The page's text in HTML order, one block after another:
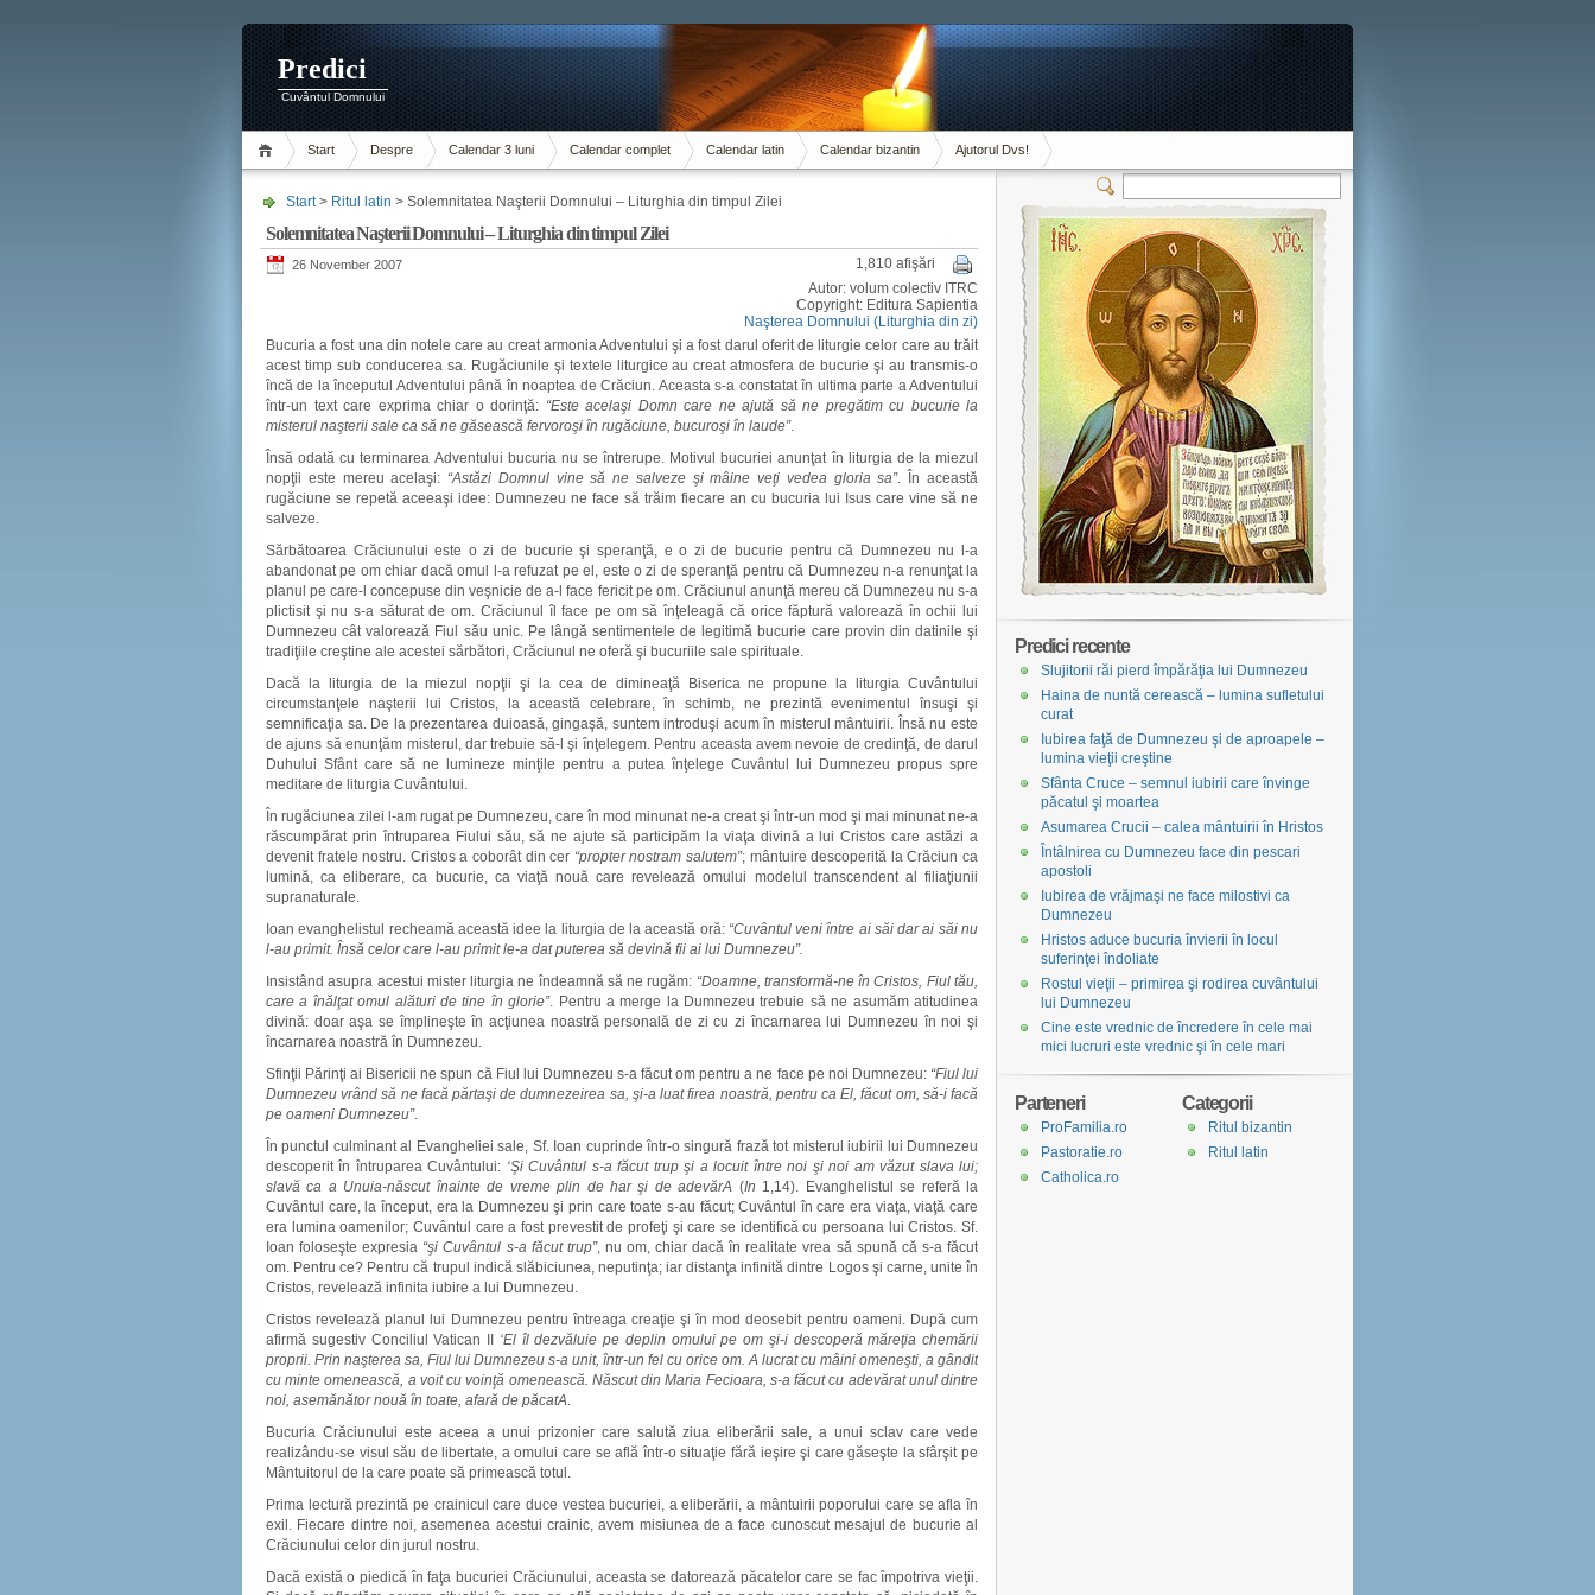
Predici
Cuvântul Domnului
Start Despre Calendar 3 luni Calendar complet Calendar latin Calendar bizantin Ajutorul Dvs!
Start> Ritul latin > Solemnitatea Naşterii Domnului – Liturghia din timpul Zilei
Solemnitatea Naşterii Domnului – Liturghia din timpul Zilei
26 November 2007
1,810 afişări
Autor: volum colectiv ITRC
Copyright: Editura Sapientia
Naşterea Domnului (Liturghia din zi)
Bucuria a fost una din notele care au creat armonia Adventului şi a fost darul oferit de liturgie celor care au trăit
acest timp sub conducerea sa. Rugăciunile şi textele liturgice au creat atmosfera de bucurie şi au transmis-o
încă de la începutul Adventului până în noaptea de Crăciun. Aceasta s-a constatat în ultima parte a Adventului
într-un text care exprima chiar o dorinţă: “Este acelaşi Domn care ne ajută să ne pregătim cu bucurie la
misterul naşterii sale ca să ne găsească fervoroşi în rugăciune, bucuroşi în laude”.
Însă odată cu terminarea Adventului bucuria nu se întrerupe. Motivul bucuriei anunţat în liturgia de la miezul
nopţii este mereu acelaşi: “Astăzi Domnul vine să ne salveze şi mâine veţi vedea gloria sa”. În această
rugăciune se repetă aceeaşi idee: Dumnezeu ne face să trăim fiecare an cu bucuria lui Isus care vine să ne
salveze.
Sărbătoarea Crăciunului este o zi de bucurie şi speranţă, e o zi de bucurie pentru că Dumnezeu nu l-a
abandonat pe om chiar dacă omul l-a refuzat pe el, este o zi de speranţă pentru că Dumnezeu n-a renunţat la
planul pe care-l concepuse din veşnicie de a-l face fericit pe om. Crăciunul anunţă mereu că Dumnezeu nu s-a
plictisit şi nu s-a săturat de om. Crăciunul îl face pe om să înţeleagă că orice făptură valorează în ochii lui
Dumnezeu cât valorează Fiul său unic. Pe lângă sentimentele de legitimă bucurie care provin din datinile şi
tradiţiile creştine ale acestei sărbători, Crăciunul ne oferă şi bucuriile sale spirituale.
Dacă la liturgia de la miezul nopţii şi la cea de dimineaţă Biserica ne propune la liturgia Cuvântului
circumstanţele naşterii lui Cristos, la această celebrare, în schimb, ne prezintă evenimentul însuşi şi
semnificaţia sa. De la prezentarea duioasă, gingaşă, suntem introduşi acum în misterul mântuirii. Însă nu este
de ajuns să enunţăm misterul, dar trebuie să-l şi înţelegem. Pentru aceasta avem nevoie de credinţă, de darul
Duhului Sfânt care să ne lumineze minţile pentru a putea înţelege Cuvântul lui Dumnezeu propus spre
meditare de liturgia Cuvântului.
În rugăciunea zilei l-am rugat pe Dumnezeu, care în mod minunat ne-a creat şi într-un mod şi mai minunat ne-a
răscumpărat prin întruparea Fiului său, să ne ajute să participăm la viaţa divină a lui Cristos care astăzi a
devenit fratele nostru. Cristos a coborât din cer “propter nostram salutem”; mântuire descoperită la Crăciun ca
lumină, ca eliberare, ca bucurie, ca viaţă nouă care revelează omului modelul transcendent al filiaţiunii
supranaturale.
Ioan evanghelistul recheamă această idee la liturgia de la această oră: “Cuvântul veni între ai săi dar ai săi nu
l-au primit. Însă celor care l-au primit le-a dat puterea să devină fii ai lui Dumnezeu”.
Insistând asupra acestui mister liturgia ne îndeamnă să ne rugăm: “Doamne, transformă-ne în Cristos, Fiul tău,
care a înălţat omul alături de tine în glorie”. Pentru a merge la Dumnezeu trebuie să ne asumăm atitudinea
divină: doar aşa se împlineşte în acţiunea noastră personală de zi cu zi încarnarea lui Dumnezeu în noi şi
încarnarea noastră în Dumnezeu.
Sfinţii Părinţi ai Bisericii ne spun că Fiul lui Dumnezeu s-a făcut om pentru a ne face pe noi Dumnezeu: “Fiul lui
Dumnezeu vrând să ne facă părtaşi de dumnezeirea sa, şi-a luat firea noastră, pentru ca El, făcut om, să-i facă
pe oameni Dumnezeu”.
În punctul culminant al Evangheliei sale, Sf. Ioan cuprinde într-o singură frază tot misterul iubirii lui Dumnezeu
descoperit în întruparea Cuvântului: ‘Şi Cuvântul s-a făcut trup şi a locuit între noi şi noi am văzut slava lui;
slavă ca a Unuia-născut înainte de vreme plin de har şi de adevărA (In 1,14). Evanghelistul se referă la
Cuvântul care, la început, era la Dumnezeu şi prin care toate s-au făcut; Cuvântul în care era viaţa, viaţă care
era lumina oamenilor; Cuvântul care a fost prevestit de profeţi şi care se identifică cu persoana lui Cristos. Sf.
Ioan foloseşte expresia “şi Cuvântul s-a făcut trup”, nu om, chiar dacă în realitate vrea să spună că s-a făcut
om. Pentru ce? Pentru că trupul indică slăbiciunea, neputinţa; iar distanţa infinită dintre Logos şi carne, unite în
Cristos, revelează infinita iubire a lui Dumnezeu.
Cristos revelează planul lui Dumnezeu pentru întreaga creaţie şi în mod deosebit pentru oameni. După cum
afirmă sugestiv Conciliul Vatican II ‘El îl dezvăluie pe deplin omului pe om şi-i descoperă măreţia chemării
proprii. Prin naşterea sa, Fiul lui Dumnezeu s-a unit, într-un fel cu orice om. A lucrat cu mâini omeneşti, a gândit
cu minte omenească, a voit cu voinţă omenească. Născut din Maria Fecioara, s-a făcut cu adevărat unul dintre
noi, asemănător nouă în toate, afară de păcatA.
Bucuria Crăciunului este aceea a unui prizonier care salută ziua eliberării sale, a unui sclav care vede
realizându-se visul său de libertate, a omului care se află într-o situaţie fără ieşire şi care găseşte la sfârşit pe
Mântuitorul de la care poate să primească totul.
Prima lectură prezintă pe crainicul care duce vestea bucuriei, a eliberării, a mântuirii poporului care se afla în
exil. Fiecare dintre noi, asemenea acestui crainic, avem misiunea de a face cunoscut mesajul de bucurie al
Crăciunului celor din jurul nostru.
Dacă există o piedică în faţa bucuriei Crăciunului, aceasta se datorează păcatelor care se fac împotriva vieţii.
Predici recente
Slujitorii răi pierd împărăţia lui Dumnezeu
Haina de nuntă cerească – lumina sufletului
curat
Iubirea faţă de Dumnezeu şi de aproapele –
lumina vieţii creştine
Sfânta Cruce – semnul iubirii care învinge
păcatul şi moartea
Asumarea Crucii – calea mântuirii în Hristos
Întâlnirea cu Dumnezeu face din pescari
apostoli
Iubirea de vrăjmaşi ne face milostivi ca
Dumnezeu
Hristos aduce bucuria învierii în locul
suferinţei îndoliate
Rostul vieţii – primirea şi rodirea cuvântului
lui Dumnezeu
Cine este vrednic de încredere în cele mai
mici lucruri este vrednic şi în cele mari
Categorii
Ritul bizantin
Ritul latin
Parteneri
ProFamilia.ro
Pastoratie.ro
Catholica.ro